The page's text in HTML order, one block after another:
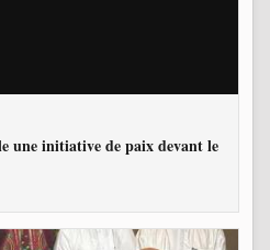
une initiative de paix devant le